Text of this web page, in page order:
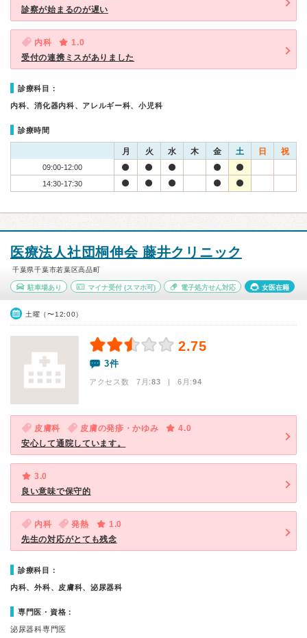
診察が始まるのが遅い
内科
1.0
受付の連携ミスがありました
診療科目：
内科、消化器内科、アレルギー科、小児科
診療時間
月 火 水 木 金 土 日 祝
09:00-12:00
14:30-17:30
医療法人社団桐伸会 藤井クリニック
千葉県千葉市若葉区高品町
駐車場あり マイナ受付(スマホ可) 電子処方せん対応 女医在籍
土曜（〜12:00）
2.75
3件
アクセス数 7月:83 | 6月:94
皮膚科 皮膚の発疹・かゆみ
4.0
安心して通院しています。
3.0
良い意味で保守的
内科 発熱
1.0
先生の対応がとても残念
診療科目：
内科、外科、皮膚科、泌尿器科
専門医・資格：
泌尿器科専門医